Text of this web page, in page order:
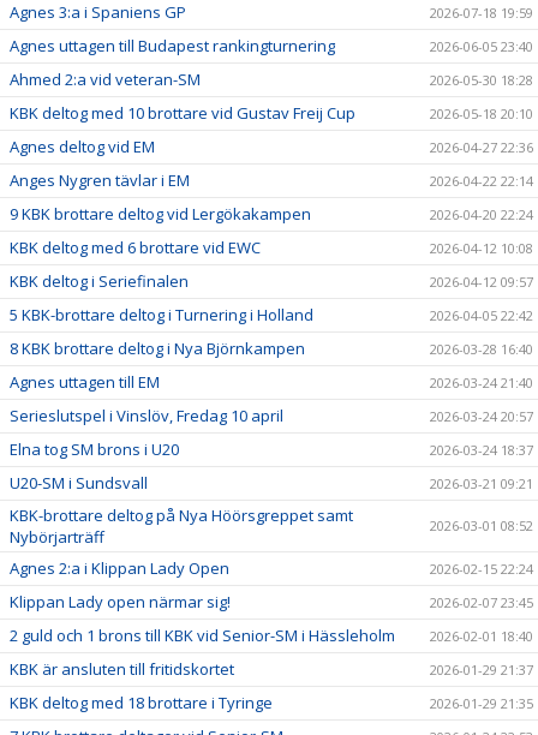
DOKUMENT
STÖD KBK
KLUBBKLÄDER
Agnes 3:a i Spaniens GP 2026-07-18 19:59
Agnes uttagen till Budapest rankingturnering 2026-06-05 23:40
Ahmed 2:a vid veteran-SM 2026-05-30 18:28
KBK deltog med 10 brottare vid Gustav Freij Cup 2026-05-18 20:10
Agnes deltog vid EM 2026-04-27 22:36
Anges Nygren tävlar i EM 2026-04-22 22:14
9 KBK brottare deltog vid Lergökakampen 2026-04-20 22:24
KBK deltog med 6 brottare vid EWC 2026-04-12 10:08
KBK deltog i Seriefinalen 2026-04-12 09:57
5 KBK-brottare deltog i Turnering i Holland 2026-04-05 22:42
8 KBK brottare deltog i Nya Björnkampen 2026-03-28 16:40
Agnes uttagen till EM 2026-03-24 21:40
Serieslutspel i Vinslöv, Fredag 10 april 2026-03-24 20:57
Elna tog SM brons i U20 2026-03-24 18:37
U20-SM i Sundsvall 2026-03-21 09:21
KBK-brottare deltog på Nya Höörsgreppet samt
Nybörjarträff
2026-03-01 08:52
Agnes 2:a i Klippan Lady Open 2026-02-15 22:24
Klippan Lady open närmar sig! 2026-02-07 23:45
2 guld och 1 brons till KBK vid Senior-SM i Hässleholm 2026-02-01 18:40
KBK är ansluten till fritidskortet 2026-01-29 21:37
KBK deltog med 18 brottare i Tyringe 2026-01-29 21:35